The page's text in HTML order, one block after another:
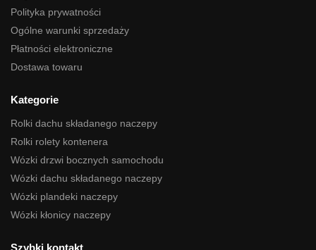
Polityka prywatności
Ogólne warunki sprzedaży
Płatności elektroniczne
Dostawa towaru
Kategorie
Rolki dachu składanego naczepy
Rolki rolety kontenera
Wózki drzwi bocznych samochodu
Wózki dachu składanego naczepy
Wózki plandeki naczepy
Wózki kłonicy naczepy